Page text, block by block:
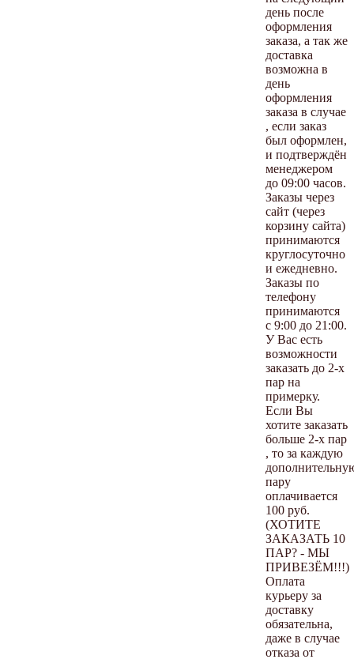
день после
оформления
заказа, а так же
доставка
возможна в
день
оформления
заказа в случае
, если заказ
был оформлен,
и подтверждён
менеджером
до 09:00 часов.
Заказы через
сайт (через
корзину сайта)
принимаются
круглосуточно
и ежедневно.
Заказы по
телефону
принимаются
с 9:00 до 21:00.
У Вас есть
возможности
заказать до 2-х
пар на
примерку.
Если Вы
хотите заказать
больше 2-х пар
, то за каждую
пару
оплачивается
100 руб.
(ХОТИТЕ
ЗАКАЗАТЬ 10
ПАР? - МЫ
ПРИВЕЗЁМ!!!)
Оплата
курьеру за
доставку
обязательна,
даже в случае
отказа от